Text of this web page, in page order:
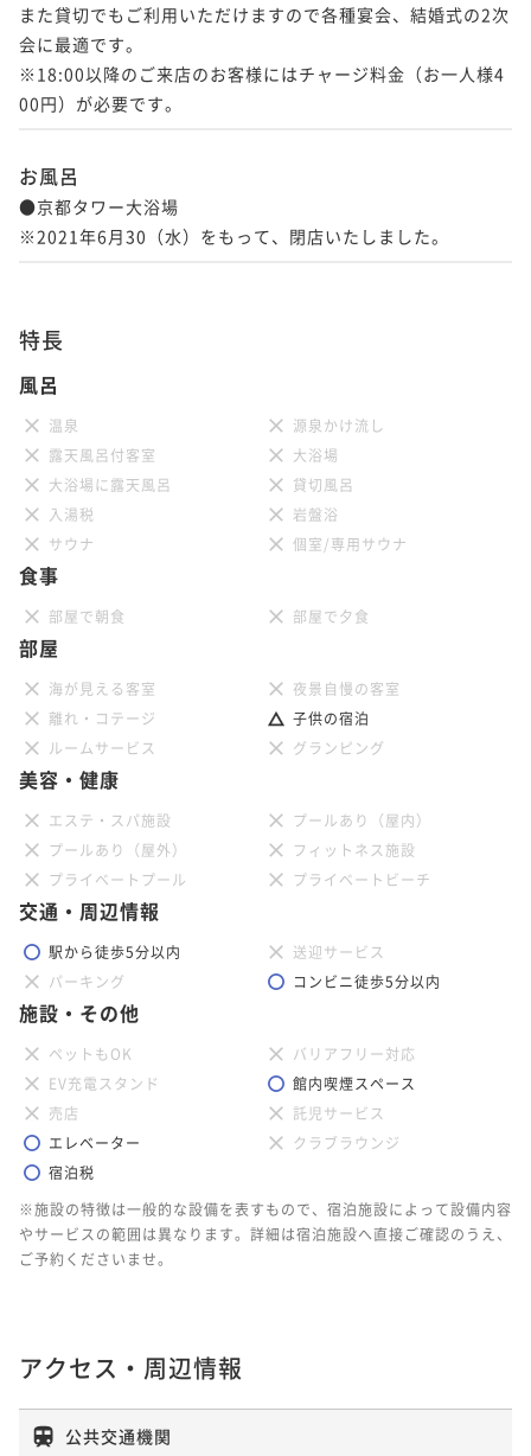
また貸切でもご利用いただけますので各種宴会、結婚式の2次
会に最適です。
※18:00以降のご来店のお客様にはチャージ料金（お一人様4
お風呂
●京都タワー大浴場
※2021年6月30（水）をもって、閉店いたしました。
特長
風呂
温泉
源泉かけ流し
露天風呂付客室
大浴場
大浴場に露天風呂
貸切風呂
入湯税
岩盤浴
サウナ
個室/専用サウナ
食事
部屋で朝食 部屋で夕食
部屋
海が見える客室
夜景自慢の客室
離れ・コテージ
子供の宿泊
ルームサービス
グランピング
美容・健康
エステ・スパ施設
プールあり（屋内）
プールあり（屋外）
フィットネス施設
プライベートプール
プライベートビーチ
交通・周辺情報
駅から徒歩5分以内
送迎サービス
パーキング
コンビニ徒歩5分以内
施設・その他
ペットもOK
バリアフリー対応
EV充電スタンド
館内喫煙スペース
売店
託児サービス
エレベーター
クラブラウンジ
宿泊税
※施設の特徴は一般的な設備を表すもので、宿泊施設によって設備内容
やサービスの範囲は異なります。詳細は宿泊施設へ直接ご確認のうえ、
ご予約くださいませ。
アクセス・周辺情報
公共交通機関